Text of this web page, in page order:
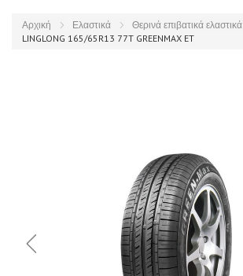
Αρχική Ελαστικά
Θερινά επιβατικά ελαστικά
LINGLONG 165/65R13 77T GREENMAX ET